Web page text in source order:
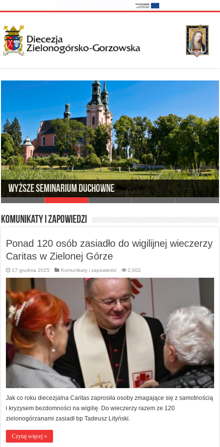
Wyższe Seminarium Duchowne
Komunikaty i zapowiedzi
Ponad 120 osób zasiadło do wigilijnej wieczerzy
Caritas w Zielonej Górze
17 grudnia 2025 Komunikaty i zapowiedzi 2,002
Jak co roku diecezjalna Caritas zaprosiła osoby zmagające się z samotnością
i kryzysem bezdomności na wigilię. Do wieczerzy razem ze 120
zielonogórzanami zasiadł bp Tadeusz Lityński.
Czytaj więcej »